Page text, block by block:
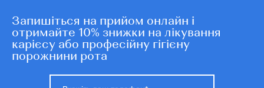
Запишіться на прийом онлайн і
отримайте 10% знижки на лікування
карієсу або професійну гігієну
порожнини рота